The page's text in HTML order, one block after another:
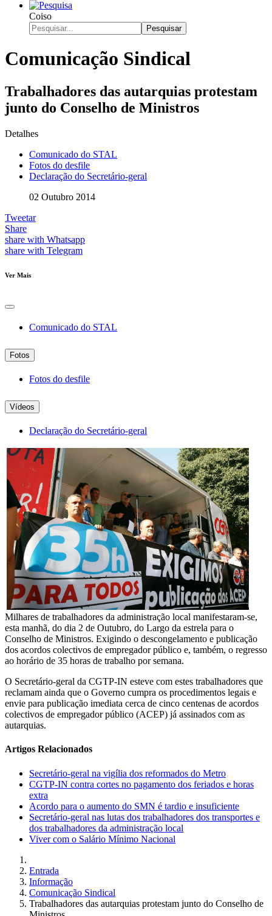
Coiso
Pesquisar
Comunicação Sindical
Trabalhadores das autarquias protestam
junto do Conselho de Ministros
Detalhes
Comunicado do STAL
Fotos do desfile
Declaração do Secretário-geral
02 Outubro 2014
Tweetar
Share
share with Whatsapp
share with Telegram
Ver Mais
Comunicado do STAL
Fotos
Fotos do desfile
Vídeos
Declaração do Secretário-geral
Milhares de trabalhadores da administração local manifestaram-se,
esta manhã, do dia 2 de Outubro, do Largo da estrela para o
Conselho de Ministros. Exigindo o descongelamento e publicação
dos acordos colectivos de empregador público e, também, o regresso
ao horário de 35 horas de trabalho por semana.
O Secretário-geral da CGTP-IN esteve com estes trabalhadores que
reclamam ainda que o Governo cumpra os procedimentos legais e
envie para publicação imediata cerca de cinco centenas de acordos
colectivos de empregador público (ACEP) já assinados com as
autarquias.
Artigos Relacionados
Secretário-geral na vigília dos reformados do Metro
CGTP-IN contra cortes no pagamento dos feriados e horas
extra
Acordo para o aumento do SMN é tardio e insuficiente
Secretário-geral nas lutas dos trabalhadores dos transportes e
dos trabalhadores da administração local
Viver com o Salário Mínimo Nacional
Entrada
Informação
Comunicação Sindical
Trabalhadores das autarquias protestam junto do Conselho de